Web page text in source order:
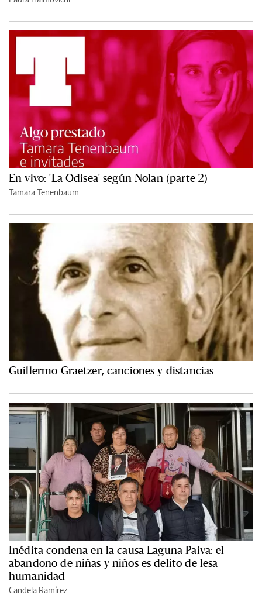
En vivo: 'La Odisea' según Nolan (parte 2)
Tamara Tenenbaum
Guillermo Graetzer, canciones y distancias
Inédita condena en la causa Laguna Paiva: el
abandono de niñas y niños es delito de lesa
humanidad
Candela Ramírez